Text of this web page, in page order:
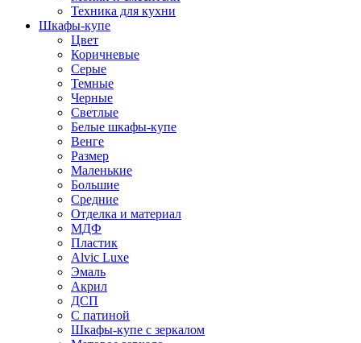
Техника для кухни
Шкафы-купе
Цвет
Коричневые
Серые
Темные
Черные
Светлые
Белые шкафы-купе
Венге
Размер
Маленькие
Большие
Средние
Отделка и материал
МДФ
Пластик
Alvic Luxe
Эмаль
Акрил
ДСП
С патиной
Шкафы-купе с зеркалом